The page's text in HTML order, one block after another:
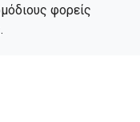
φορείς